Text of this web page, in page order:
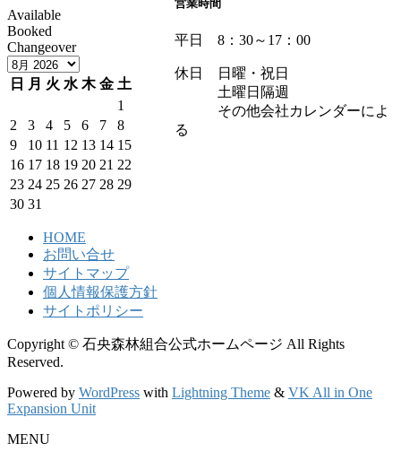
Available
Booked
Changeover
日 月 火 水 木 金 土
1
2
3 4 5 6 7
8
9
10 11 12 13 14 15
16 17 18 19 20 21 22
23 24 25 26 27 28 29
30 31
営業時間
平日 8：30～17：00
休日 日曜・祝日
土曜日隔週
その他会社カレンダーによ
る
HOME
お問い合せ
サイトマップ
個人情報保護方針
サイトポリシー
Copyright © 石央森林組合公式ホームページ All Rights
Reserved.
Powered by WordPress with Lightning Theme & VK All in One
Expansion Unit
MENU